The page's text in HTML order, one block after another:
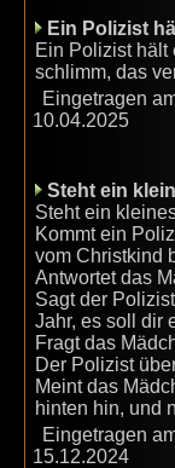
Ein Polizist
Ein Polizist hält
schlimm, das
Eingetragen
10.04.2025
Steht ein
Steht ein
Kommt ein
vom Christkind
Antwortet das
Sagt der
Jahr, es soll dir
Fragt das
Der Polizist
Meint das
hinten hin, und
Eingetragen
15.12.2024